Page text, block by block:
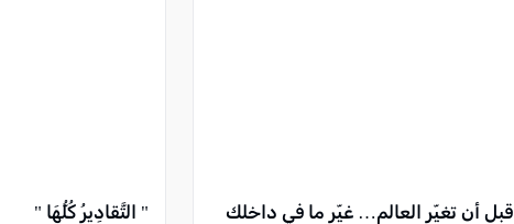
قبل أن تغيّر العالم… غيّر ما في داخلك " التَّقادِيرُ كُلُّهَا "